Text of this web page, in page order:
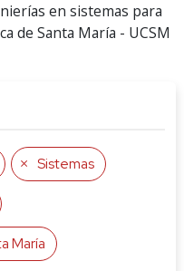
en sistemas para
de Santa María - UCSM
Sistemas
María